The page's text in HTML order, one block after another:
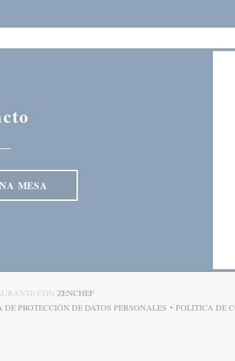
MESA
CON ZENCHEF((ABRE EN UNA NUEVA VENTANA))
VENTANA))
DE PROTECCIÓN DE DATOS PERSONALES
((ABRE EN UNA NUEVA VENTANA))
POLÍTICA DE